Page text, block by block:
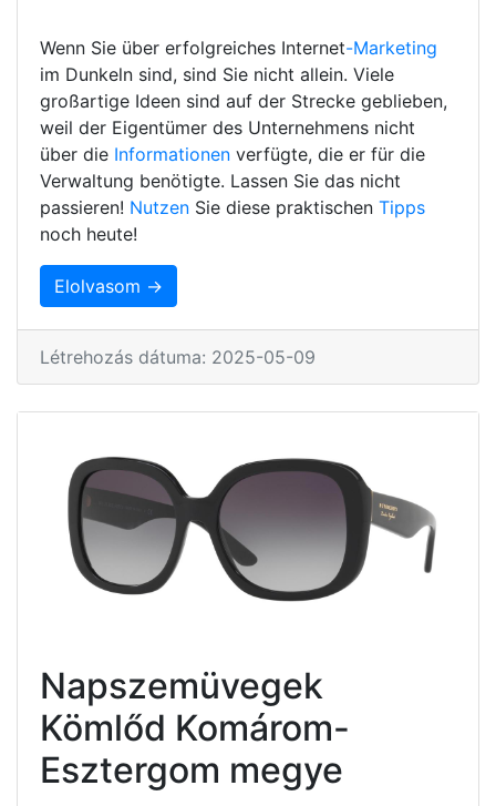
Wenn Sie über erfolgreiches Internet-Marketing
im Dunkeln sind, sind Sie nicht allein. Viele
großartige Ideen sind auf der Strecke geblieben,
weil der Eigentümer des Unternehmens nicht
über die Informationen verfügte, die er für die
Verwaltung benötigte. Lassen Sie das nicht
passieren! Nutzen Sie diese praktischen Tipps
noch heute!
Elolvasom →
Létrehozás dátuma: 2025-05-09
Napszemüvegek
Kömlőd Komárom-
Esztergom megye